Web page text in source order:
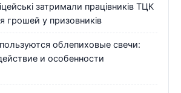
затримали працівників ТЦК
грошей у призовників
облепиховые свечи:
и особенности